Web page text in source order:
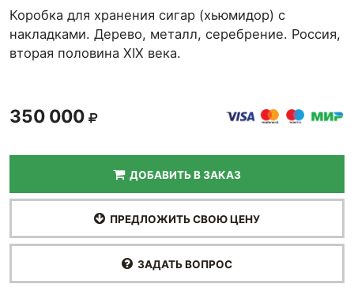
Коробка для хранения сигар (хьюмидор) с
накладками. Дерево, металл, серебрение. Россия,
вторая половина XIX века.
350 000
ДОБАВИТЬ В ЗАКАЗ
ПРЕДЛОЖИТЬ СВОЮ ЦЕНУ
ЗАДАТЬ ВОПРОС